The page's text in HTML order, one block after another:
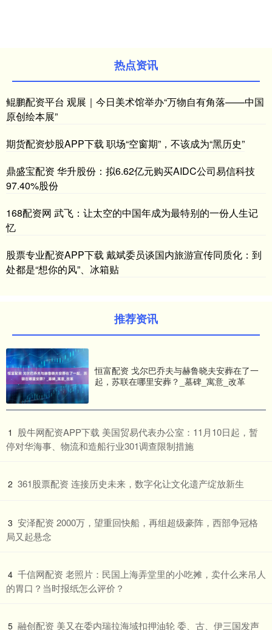
热点资讯
鲲鹏配资平台 观展｜今日美术馆举办“万物自有角落——中国
原创绘本展”
期货配资炒股APP下载 职场“空窗期”，不该成为“黑历史”
鼎盛宝配资 华升股份：拟6.62亿元购买AIDC公司易信科技
97.40%股份
168配资网 武飞：让太空的中国年成为最特别的一份人生记
忆
股票专业配资APP下载 戴斌委员谈国内旅游宣传同质化：到
处都是“想你的风”、冰箱贴
推荐资讯
恒富配资 戈尔巴乔夫与赫鲁晓夫安葬在了一
起，苏联在哪里安葬？_墓碑_寓意_改革
1
​股牛网配资APP下载 美国贸易代表办公室：11月10日起，暂
停对华海事、物流和造船行业301调查限制措施
2 ​361股票配资 连接历史未来，数字化让文化遗产绽放新生
3 ​安泽配资 2000万，望重回快船，再组超级豪阵，西部争冠格
局又起悬念
4 ​千信网配资 老照片：民国上海弄堂里的小吃摊，卖什么来吊人
的胃口？当时报纸怎么评价？
5 ​融创配资 美又在委内瑞拉海域扣押油轮 委、古、伊三国发声